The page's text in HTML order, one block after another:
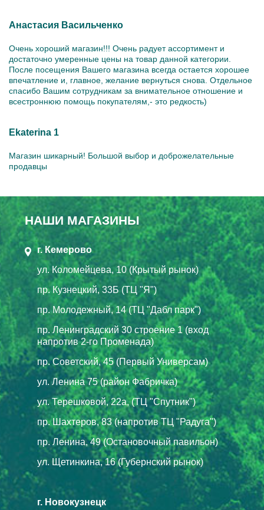
Анастасия Васильченко
Очень хороший магазин!!! Очень радует ассортимент и
достаточно умеренные цены на товар данной категории.
После посещения Вашего магазина всегда остается хорошее
впечатление и, главное, желание вернуться снова. Отдельное
спасибо Вашим сотрудникам за внимательное отношение и
всестроннюю помощь покупателям,- это редкость)
Ekaterina 1
Магазин шикарный! Большой выбор и доброжелательные
продавцы
НАШИ МАГАЗИНЫ
г. Кемерово
ул. Коломейцева, 10 (Крытый рынок)
пр. Кузнецкий, 33Б (ТЦ "Я")
пр. Молодежный, 14 (ТЦ "Дабл парк")
пр. Ленинградский 30 строение 1 (вход
напротив 2-го Променада)
пр. Советский, 45 (Первый Универсам)
ул. Ленина 75 (район Фабричка)
ул. Терешковой, 22а, (ТЦ "Спутник")
пр. Шахтеров, 83 (напротив ТЦ "Радуга")
пр. Ленина, 49 (Остановочный павильон)
ул. Щетинкина, 16 (Губернский рынок)
г. Новокузнецк